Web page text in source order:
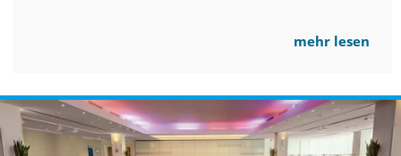
mehr lesen